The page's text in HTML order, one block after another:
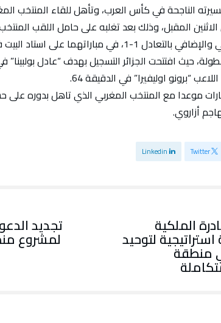
الناجحة في كأس العرب، وتأهل للقاء المنتخب
بعد نهاية الوقتين الأصلي والإضافي بالتعادل 1-1، في
“برونو اوليفيرا” في الدقيقة 64.
موعدا مع المنتخب المغربي الذي تاهل بدوره
أزاروي.
Twitter
Linkedin
الملكية
لتوحيد
منطقة
تجديد
لمشروع